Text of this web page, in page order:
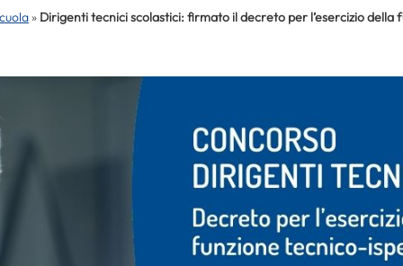
» Dirigenti tecnici scolastici: firmato il decreto per l’esercizio della